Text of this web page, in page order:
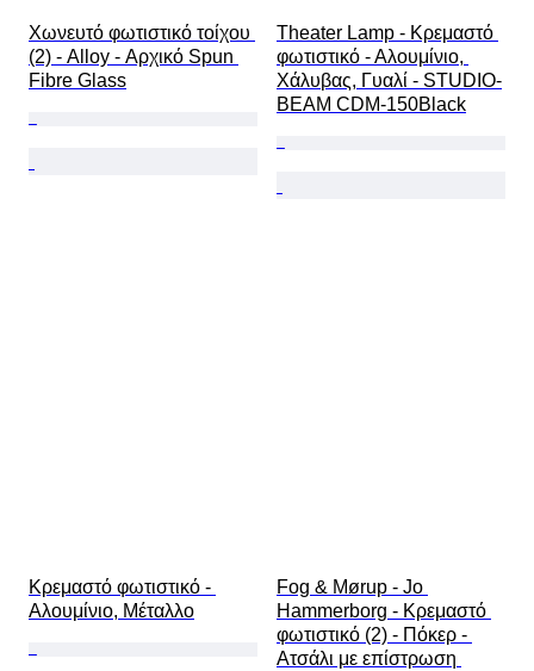
Χωνευτό φωτιστικό τοίχου
(2) - Alloy - Αρχικό Spun
Fibre Glass
Theater Lamp - Κρεμαστό
φωτιστικό - Αλουμίνιο,
Χάλυβας, Γυαλί - STUDIO-
BEAM CDM-150Black
Κρεμαστό φωτιστικό -
Αλουμίνιο, Μέταλλο
Fog & Mørup - Jo
Hammerborg - Κρεμαστό
φωτιστικό (2) - Πόκερ -
Ατσάλι με επίστρωση